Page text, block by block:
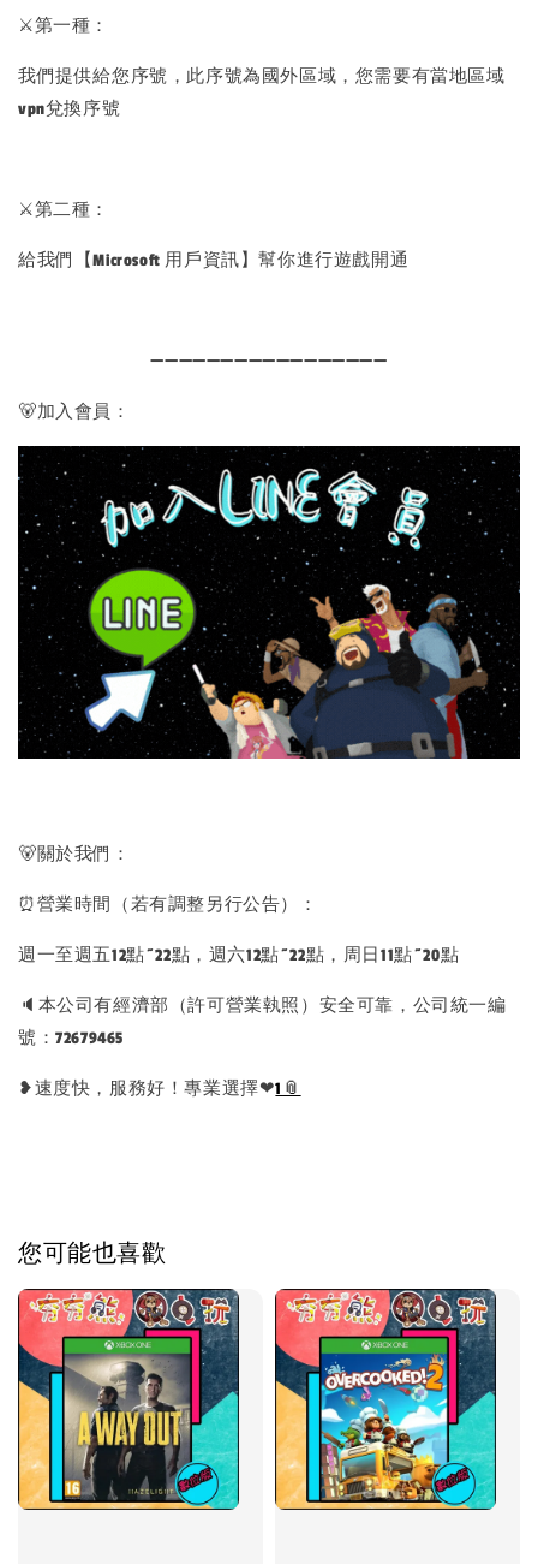
⚔️第一種：
我們提供給您序號，此序號為國外區域，您需要有當地區域
vpn兌換序號
⚔️第二種：
給我們【Microsoft 用戶資訊】幫你進行遊戲開通
➖➖➖➖➖➖➖➖➖➖➖➖➖➖➖➖➖
🐻加入會員：
🐻關於我們：
⏰營業時間（若有調整另行公告）：
週一至週五12點~22點，週六12點~22點，周日11點~20點
🔈本公司有經濟部（許可營業執照）安全可靠，公司統一編
號：72679465
❥速度快，服務好！專業選擇❤1
您可能也喜歡